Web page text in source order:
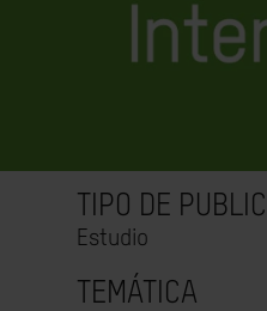
TIPO DE
Estudio
TEMÁTICA